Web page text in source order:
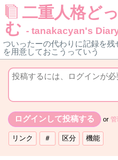
二重人格ど
む - tanakacyan's
ついったーの代わりに記録を残
を用意しておこうっていう
or